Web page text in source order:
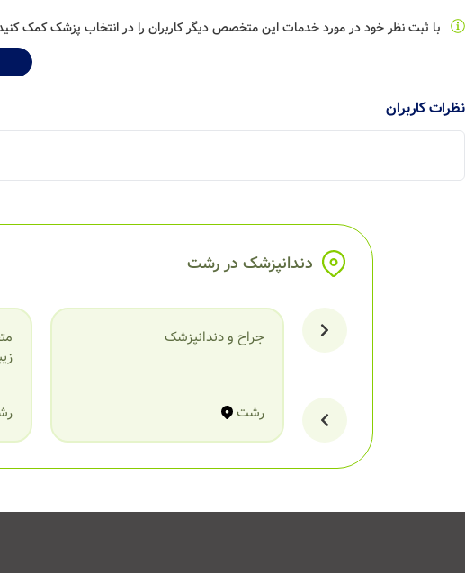
با ثبت نظر خود در مورد خدمات این متخصص دیگر کاربران را در انتخاب پزشک کمک
نظرات کاربران
دندانپزشک در رشت
جراح و دندانپزشک
رشت